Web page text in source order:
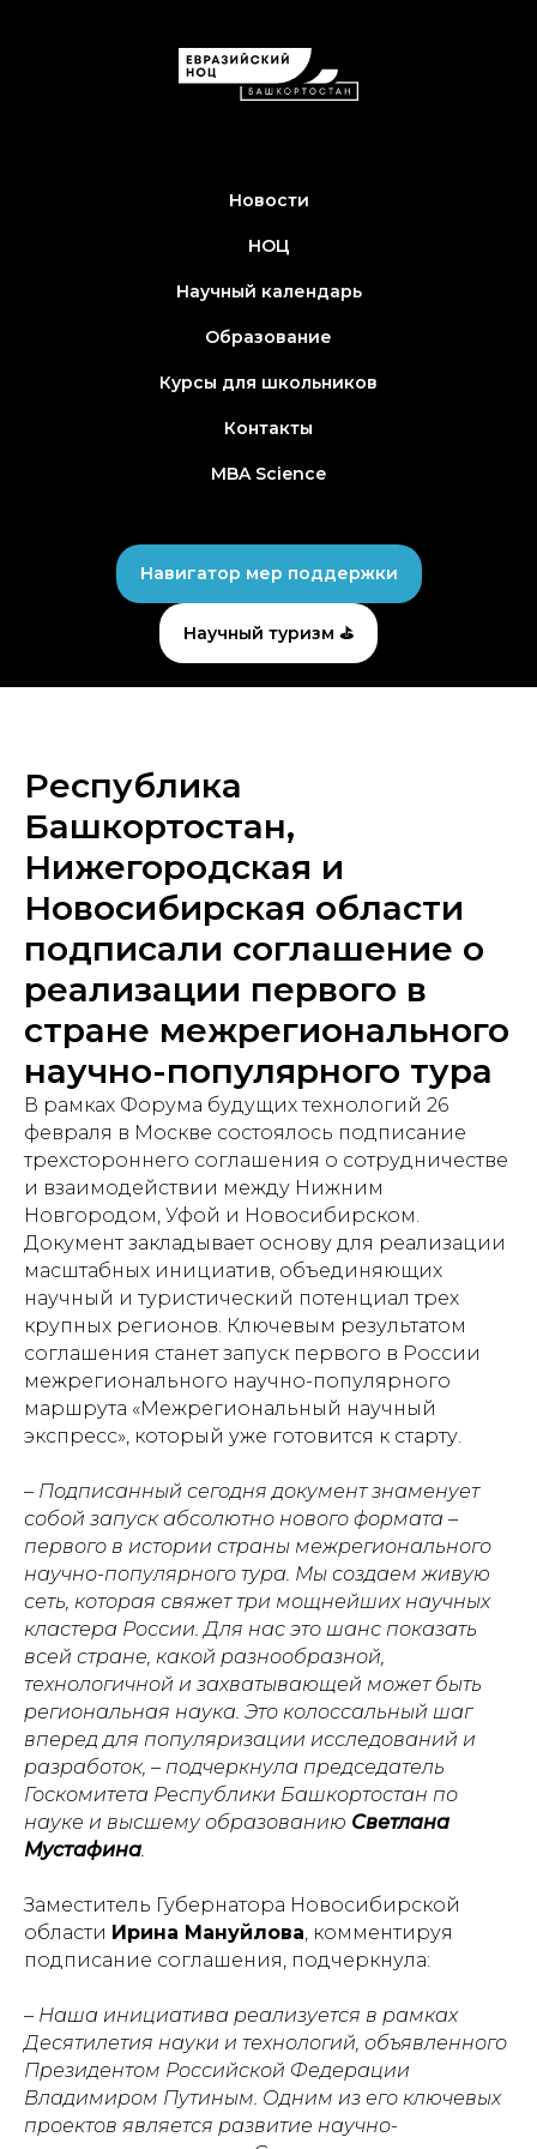
Новости
НОЦ
Научный календарь
Образование
Курсы для школьников
Контакты
MBA Science
Навигатор мер поддержки
Научный туризм ⛳
Республика
Башкортостан,
Нижегородская и
Новосибирская области
подписали соглашение о
реализации первого в
стране межрегионального
научно-популярного тура
В рамках Форума будущих технологий 26
февраля в Москве состоялось подписание
трехстороннего соглашения о сотрудничестве
и взаимодействии между Нижним
Новгородом, Уфой и Новосибирском.
Документ закладывает основу для реализации
масштабных инициатив, объединяющих
научный и туристический потенциал трех
крупных регионов. Ключевым результатом
соглашения станет запуск первого в России
межрегионального научно-популярного
маршрута «Межрегиональный научный
экспресс», который уже готовится к старту.
– Подписанный сегодня документ знаменует
собой запуск абсолютно нового формата –
первого в истории страны межрегионального
научно-популярного тура. Мы создаем живую
сеть, которая свяжет три мощнейших научных
кластера России. Для нас это шанс показать
всей стране, какой разнообразной,
технологичной и захватывающей может быть
региональная наука. Это колоссальный шаг
вперед для популяризации исследований и
разработок, – подчеркнула председатель
Госкомитета Республики Башкортостан по
науке и высшему образованию Светлана
Мустафина.
Заместитель Губернатора Новосибирской
области Ирина Мануйлова, комментируя
подписание соглашения, подчеркнула:
– Наша инициатива реализуется в рамках
Десятилетия науки и технологий, объявленного
Президентом Российской Федерации
Владимиром Путиным. Одним из его ключевых
проектов является развитие научно-